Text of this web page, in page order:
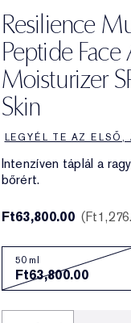
Resilience
Peptide
Moisturizer
Skin
LEGYÉL TE AZ ELSŐ,
Intenzíven táplál a
bőrért.
Ft63,800.00
50 ml
Ft63,800.00